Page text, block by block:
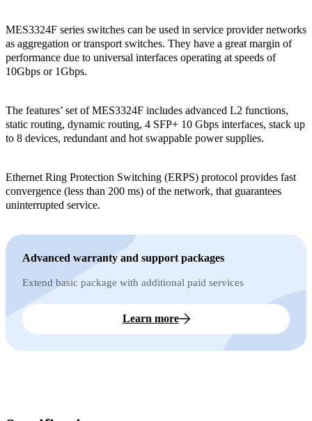
MES3324F series switches can be used in service provider networks
as aggregation or transport switches. They have a great margin of
performance due to universal interfaces operating at speeds of
10Gbps or 1Gbps.
The features’ set of MES3324F includes advanced L2 functions,
static routing, dynamic routing, 4 SFP+ 10 Gbps interfaces, stack up
to 8 devices, redundant and hot swappable power supplies.
Ethernet Ring Protection Switching (ERPS) protocol provides fast
convergence (less than 200 ms) of the network, that guarantees
uninterrupted service.
Advanced warranty and support packages
Extend basic package with additional paid services
Learn more